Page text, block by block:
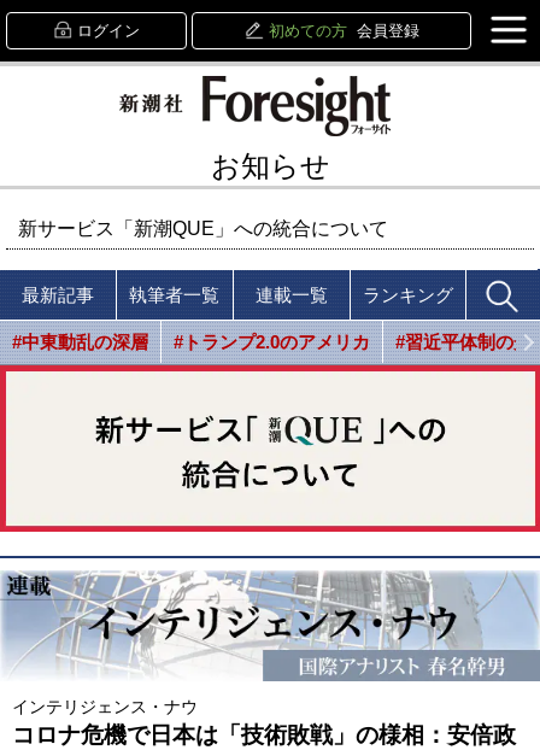
ログイン 初めての方 会員登録
お知らせ
新サービス「新潮QUE」への統合について
最新記事 執筆者一覧 連載一覧 ランキング
#中東動乱の深層 #トランプ2.0のアメリカ #習近平体制の光
インテリジェンス・ナウ
コロナ危機で日本は「技術敗戦」の様相：安倍政